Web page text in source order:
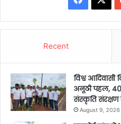
Recent
विश्व आदिवासी
अनूठी पहल, 40
संस्कृति
August 9, 2026